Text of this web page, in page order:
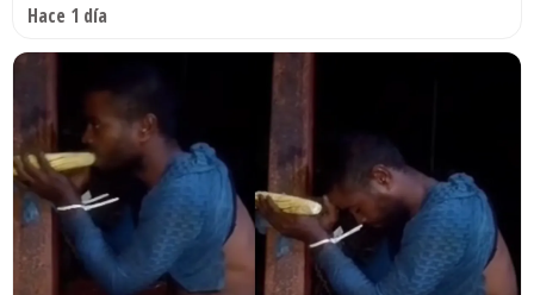
Hace 1 día